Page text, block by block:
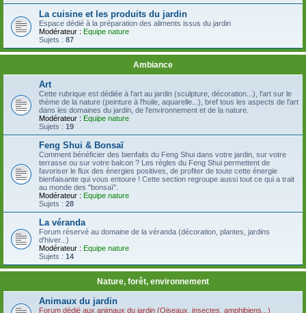
La cuisine et les produits du jardin
Espace dédié à la préparation des aliments issus du jardin
Modérateur : Equipe nature
Sujets : 87
Ambiance
Art
Cette rubrique est dédiée à l'art au jardin (sculpture, décoration...), l'art sur le
thème de la nature (peinture à l'huile, aquarelle...), bref tous les aspects de l'art
dans les domaines du jardin, de l'environnement et de la nature.
Modérateur : Equipe nature
Sujets : 19
Feng Shui & Bonsaï
Comment bénéficier des bienfaits du Feng Shui dans votre jardin, sur votre
terrasse ou sur votre balcon ? Les règles du Feng Shui permettent de
favoriser le flux des énergies positives, de profiter de toute cette énergie
bienfaisante qui vous entoure ! Cette section regroupe aussi tout ce qui a trait
au monde des "bonsaï".
Modérateur : Equipe nature
Sujets : 28
La véranda
Forum réservé au domaine de la véranda (décoration, plantes, jardins
d'hiver...)
Modérateur : Equipe nature
Sujets : 14
Nature, forêt, environnement
Animaux du jardin
Forum dédié aux animaux du jardin (Oiseaux, insectes, amphibiens...)